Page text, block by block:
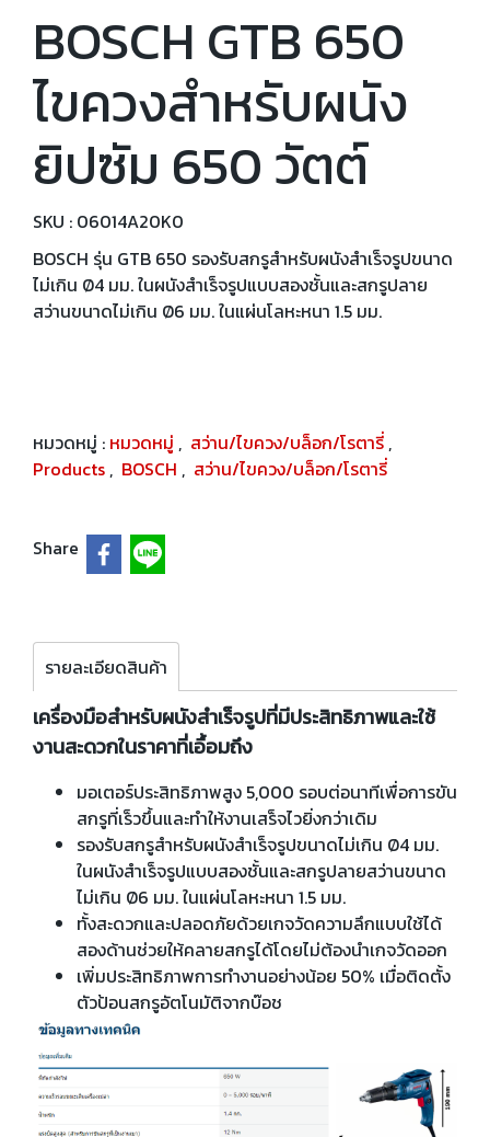
BOSCH GTB 650
ไขควงสำหรับผนัง
ยิปซัม 650 วัตต์
SKU : 06014A20K0
BOSCH รุ่น GTB 650 รองรับสกรูสำหรับผนังสำเร็จรูปขนาด
ไม่เกิน Ø4 มม. ในผนังสำเร็จรูปแบบสองชั้นและสกรูปลาย
สว่านขนาดไม่เกิน Ø6 มม. ในแผ่นโลหะหนา 1.5 มม.
หมวดหมู่ : หมวดหมู่ , สว่าน/ไขควง/บล็อก/โรตารี่ ,
Products , BOSCH , สว่าน/ไขควง/บล็อก/โรตารี่
Share
รายละเอียดสินค้า
เครื่องมือสำหรับผนังสำเร็จรูปที่มีประสิทธิภาพและใช้
งานสะดวกในราคาที่เอื้อมถึง
มอเตอร์ประสิทธิภาพสูง 5,000 รอบต่อนาทีเพื่อการขัน
สกรูที่เร็วขึ้นและทำให้งานเสร็จไวยิ่งกว่าเดิม
รองรับสกรูสำหรับผนังสำเร็จรูปขนาดไม่เกิน Ø4 มม.
ในผนังสำเร็จรูปแบบสองชั้นและสกรูปลายสว่านขนาด
ไม่เกิน Ø6 มม. ในแผ่นโลหะหนา 1.5 มม.
ทั้งสะดวกและปลอดภัยด้วยเกจวัดความลึกแบบใช้ได้
สองด้านช่วยให้คลายสกรูได้โดยไม่ต้องนำเกจวัดออก
เพิ่มประสิทธิภาพการทำงานอย่างน้อย 50% เมื่อติดตั้ง
ตัวป้อนสกรูอัตโนมัติจากบ๊อช